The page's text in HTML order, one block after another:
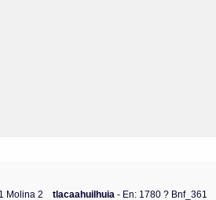
Molina 2 tlacaahuilhuia- En: 1780 ? Bnf_361